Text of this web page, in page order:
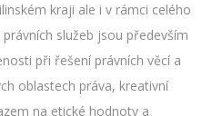
kraji ale i v rámci celého
služeb jsou především
při řešení právních věcí a
oblastech práva, kreativní
na etické hodnoty a